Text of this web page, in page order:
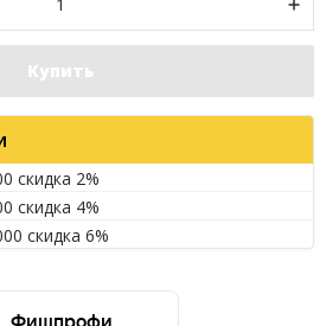
Купить
скидка 2%
скидка 4%
скидка 6%